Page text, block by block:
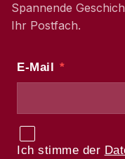
Spannende
Ihr Postfach.